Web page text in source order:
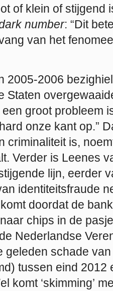
of klein of stijgend
number: “Dit
van het
2005-2006
Staten
groot probleem
onze kant op.”
criminaliteit is,
Verder is Leenes
lijn, eerder
identiteitsfraude
doordat de
chips in de
Nederlandse
geleden schade
tussen eind
komt ‘skimming’